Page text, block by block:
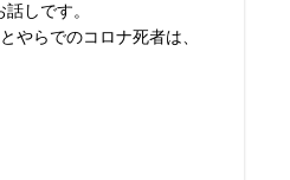
しです。
やらでのコロナ死者は、